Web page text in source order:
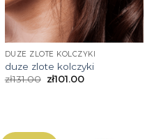
DUZE ZLOTE KOLCZYKI
duze zlote kolczyki
zł131.00 zł101.00